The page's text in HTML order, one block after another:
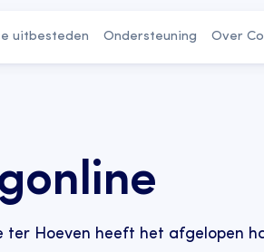
uitbesteden Ondersteuning Over
Hoeven heeft het afgelopen